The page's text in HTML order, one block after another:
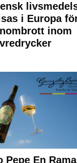
i Europa
inom
Pepe En